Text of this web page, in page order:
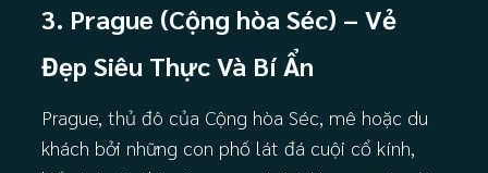
3. Prague (Cộng hòa Séc) – Vẻ
Đẹp Siêu Thực Và Bí Ẩn
Prague, thủ đô của Cộng hòa Séc, mê hoặc du
khách bởi những con phố lát đá cuội cổ kính,